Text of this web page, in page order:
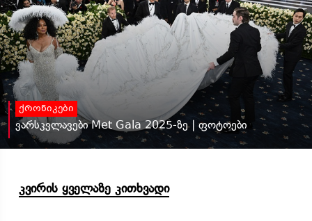
ქრონიკები
ვარსკვლავები Met Gala 2025-ზე | ფოტოები
კვირის ყველაზე კითხვადი